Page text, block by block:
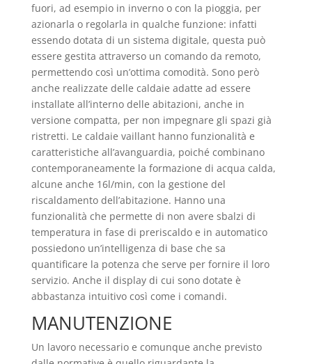
fuori, ad esempio in inverno o con la pioggia, per
azionarla o regolarla in qualche funzione: infatti
essendo dotata di un sistema digitale, questa può
essere gestita attraverso un comando da remoto,
permettendo così un’ottima comodità. Sono però
anche realizzate delle caldaie adatte ad essere
installate all’interno delle abitazioni, anche in
versione compatta, per non impegnare gli spazi già
ristretti. Le caldaie vaillant hanno funzionalità e
caratteristiche all’avanguardia, poiché combinano
contemporaneamente la formazione di acqua calda,
alcune anche 16l/min, con la gestione del
riscaldamento dell’abitazione. Hanno una
funzionalità che permette di non avere sbalzi di
temperatura in fase di preriscaldo e in automatico
possiedono un’intelligenza di base che sa
quantificare la potenza che serve per fornire il loro
servizio. Anche il display di cui sono dotate è
abbastanza intuitivo così come i comandi.
MANUTENZIONE
Un lavoro necessario e comunque anche previsto